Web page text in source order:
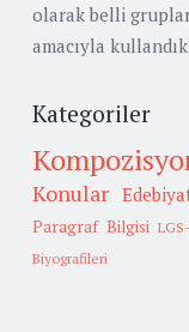
olarak belli
amacıyla
Kategoriler
Konular
Paragraf Bilgisi
Biyografileri